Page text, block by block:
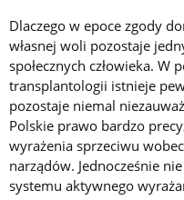
Dlaczego w epoce zgody
własnej woli pozostaje
społecznych człowieka. W
transplantologii istnieje
pozostaje niemal
Polskie prawo bardzo
wyrażenia sprzeciwu
narządów. Jednocześnie
systemu aktywnego